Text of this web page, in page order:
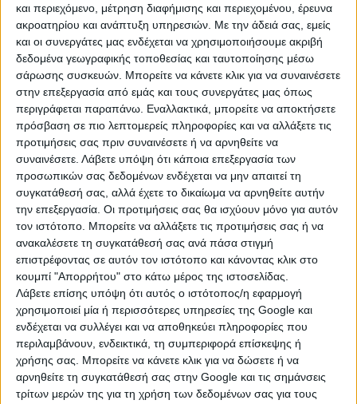
και περιεχόμενο, μέτρηση διαφήμισης και περιεχομένου, έρευνα
ακροατηρίου και ανάπτυξη υπηρεσιών. Με την άδειά σας, εμείς
και οι συνεργάτες μας ενδέχεται να χρησιμοποιήσουμε ακριβή
δεδομένα γεωγραφικής τοποθεσίας και ταυτοποίησης μέσω
σάρωσης συσκευών. Μπορείτε να κάνετε κλικ για να συναινέσετε
στην επεξεργασία από εμάς και τους συνεργάτες μας όπως
περιγράφεται παραπάνω. Εναλλακτικά, μπορείτε να αποκτήσετε
πρόσβαση σε πιο λεπτομερείς πληροφορίες και να αλλάξετε τις
προτιμήσεις σας πριν συναινέσετε ή να αρνηθείτε να
συναινέσετε. Λάβετε υπόψη ότι κάποια επεξεργασία των
προσωπικών σας δεδομένων ενδέχεται να μην απαιτεί τη
συγκατάθεσή σας, αλλά έχετε το δικαίωμα να αρνηθείτε αυτήν
την επεξεργασία. Οι προτιμήσεις σας θα ισχύουν μόνο για αυτόν
τον ιστότοπο. Μπορείτε να αλλάξετε τις προτιμήσεις σας ή να
ανακαλέσετε τη συγκατάθεσή σας ανά πάσα στιγμή
επιστρέφοντας σε αυτόν τον ιστότοπο και κάνοντας κλικ στο
κουμπί "Απορρήτου" στο κάτω μέρος της ιστοσελίδας.
Λάβετε επίσης υπόψη ότι αυτός ο ιστότοπος/η εφαρμογή
χρησιμοποιεί μία ή περισσότερες υπηρεσίες της Google και
ενδέχεται να συλλέγει και να αποθηκεύει πληροφορίες που
περιλαμβάνουν, ενδεικτικά, τη συμπεριφορά επίσκεψης ή
χρήσης σας. Μπορείτε να κάνετε κλικ για να δώσετε ή να
αρνηθείτε τη συγκατάθεσή σας στην Google και τις σημάνσεις
τρίτων μερών της για τη χρήση των δεδομένων σας για τους
Πιο συγκεκριμένα, οιφλούδες του
πορτοκαλιούμπορεί να κρύβουν το κλειδί
γιακαλύτερη καρδιαγγειακή υγεία,σύμφωνα με
επιστήμονες του Πανεπιστημίου της Φλόριντα. Στις
εργαστηριακές δοκιμές τους, η Δρ Yu Wang,
αναπληρώτρια καθηγήτρια στην Επιστήμη των
Τροφίμων στο Πανεπιστήμιο της Φλόριντα και η
ομάδα της διερεύνησαν τις δυνατότητες των
εκχυλισμάτων φλούδας πορτοκαλιού -πλούσιων σε
ευεργετικά φυτοχημικά- με σκοπό να μειώσουν
παραγωγή Ν-οξείδιου της τριμεθυλαμίνης (TMAO) και
τριμεθυλαμίνης (TMA).
Σύμφωνα με προηγούμενες μελέτες, οι ουσίες αυτές
παράγονται από τα βακτήρια του εντέρου, όταν
τρέφονται με ορισμένα θρεπτικά συστατικά κατά τη
διάρκεια της πέψης. Τα επίπεδα αυτά του TMAO
μπορούν να βοηθήσουν στην πρόβλεψη μελλοντικών
καρδιαγγειακών παθήσεων, σύμφωνα με ερευνητές
της Cleveland Clinic.